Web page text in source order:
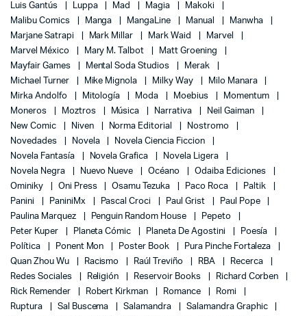
Luis Gantús
Luppa Mad Magia
Makoki
Malibu Comics
Manga MangaLine Manual
Manwha
Marjane Satrapi
Mark Millar Mark Waid
Marvel
Marvel México
Mary M. Talbot
Matt Groening
Mayfair Games
Mental Soda Studios
Merak
Michael Turner
Mike Mignola Milky Way
Milo Manara
Mirka Andolfo
Mitología Moda Moebius
Momentum
Moneros
Moztros Música Narrativa
Neil Gaiman
New Comic
Niven Norma Editorial
Nostromo
Novedades
Novela
Novela Ciencia Ficcion
Novela Fantasía
Novela Grafica
Novela Ligera
Novela Negra
Nuevo Nueve Océano
Odaiba Ediciones
Ominiky
Oni Press Osamu Tezuka Paco Roca
Paltik
Panini
PaniniMx Pascal Croci Paul Grist
Paul Pope
Paulina Marquez
Penguin Random House
Pepeto
Peter Kuper
Planeta Cómic Planeta De Agostini
Poesía
Política
Ponent Mon Poster Book
Pura Pinche Fortaleza
Quan Zhou Wu
Racismo Raúl Treviño RBA
Recerca
Redes Sociales
Religión Reservoir Books
Richard Corben
Rick Remender
Robert Kirkman Romance
Romi
Ruptura
Sal Buscema Salamandra
Salamandra Graphic